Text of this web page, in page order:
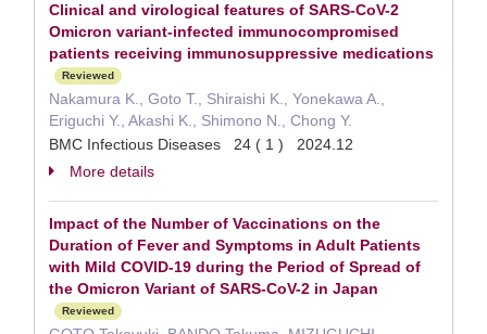
Clinical and virological features of SARS-CoV-2
Omicron variant-infected immunocompromised
patients receiving immunosuppressive medications
Reviewed
Nakamura K., Goto T., Shiraishi K., Yonekawa A.,
Eriguchi Y., Akashi K., Shimono N., Chong Y.
BMC Infectious Diseases 24 ( 1 ) 2024.12
More details
Impact of the Number of Vaccinations on the
Duration of Fever and Symptoms in Adult Patients
with Mild COVID-19 during the Period of Spread of
the Omicron Variant of SARS-CoV-2 in Japan
Reviewed